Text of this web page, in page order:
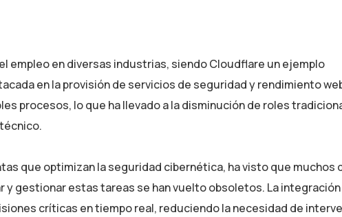
empleo en diversas industrias, siendo Cloudflare un ejemplo
en la provisión de servicios de seguridad y rendimiento
procesos, lo que ha llevado a la disminución de roles
que optimizan la seguridad cibernética, ha visto que muchos
gestionar estas tareas se han vuelto obsoletos. La
críticas en tiempo real, reduciendo la necesidad de